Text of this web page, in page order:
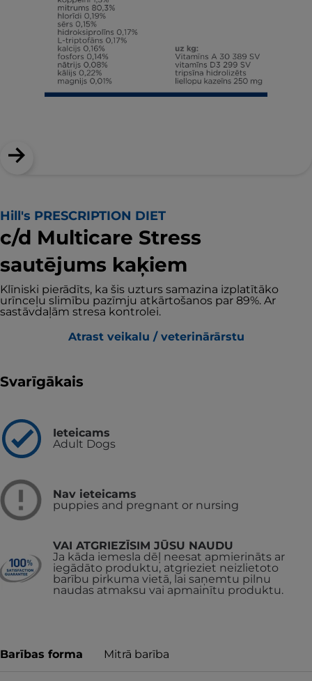
Hill's PRESCRIPTION DIET
c/d Multicare Stress
sautējums kaķiem
Klīniski pierādīts, ka šis uzturs samazina izplatītāko
urīnceļu slimību pazīmju atkārtošanos par 89%. Ar
sastāvdaļām stresa kontrolei.
Atrast veikalu / veterinārārstu
Svarīgākais
Ieteicams
Adult Dogs
Nav ieteicams
puppies and pregnant or nursing
VAI ATGRIEZĪSIM JŪSU NAUDU
Ja kāda iemesla dēļ neesat apmierināts ar
iegādāto produktu, atgrieziet neizlietoto
barību pirkuma vietā, lai saņemtu pilnu
naudas atmaksu vai apmainītu produktu.
Barības forma Mitrā barība